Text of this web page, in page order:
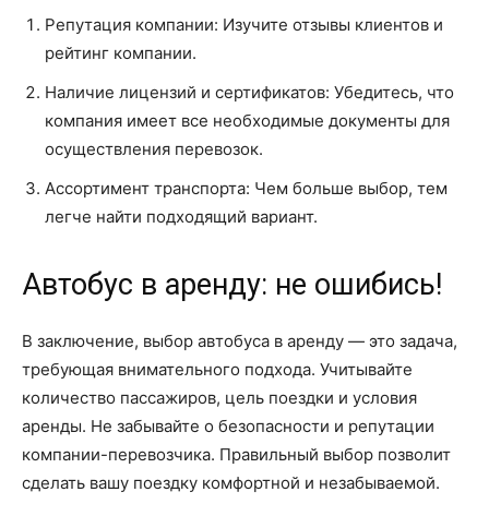
Репутация компании: Изучите отзывы клиентов и
рейтинг компании.
Наличие лицензий и сертификатов: Убедитесь, что
компания имеет все необходимые документы для
осуществления перевозок.
Ассортимент транспорта: Чем больше выбор, тем
легче найти подходящий вариант.
Автобус в аренду: не ошибись!
В заключение, выбор автобуса в аренду — это задача,
требующая внимательного подхода. Учитывайте
количество пассажиров, цель поездки и условия
аренды. Не забывайте о безопасности и репутации
компании-перевозчика. Правильный выбор позволит
сделать вашу поездку комфортной и незабываемой.